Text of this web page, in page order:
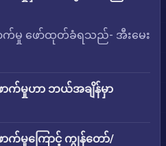
ောက်မှု ဖော်ထုတ်ခံရသည်- အီးမေး
ောက်မှုဟာ ဘယ်အချိန်မှာ
ောက်မှုကြောင့် ကျွန်တော်/